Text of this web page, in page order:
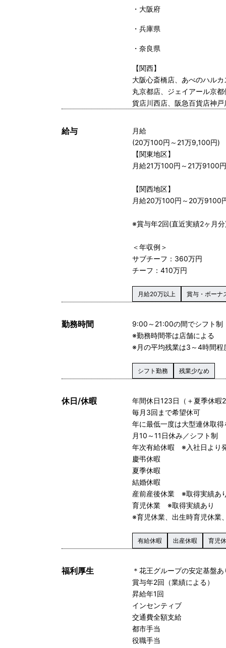
大阪府
兵庫県
奈良県
【関西】
大阪心斎橋店、あべのハル
丸京都店、ジェイアール京
貨店川西店、阪急百貨店神戸
給与
月給
(20万100円～21万9,100円)
【関東地区】
月給21万100円～21万
【関西地区】
月給20万100円～20万
※賞与年2回(直近実績2ヶ月
＜年収例＞
サブチーフ：360万円
チーフ：410万円
月給20万以上 賞与・ボーナ
勤務時間
9:00～21:00の間でシフト制
※勤務時間帯は店舗による
※月の平均残業は3～4時間程
シフト勤務 残業少なめ
休日/休暇
年間休日123日（＋夏季休暇
毎月3回まで希望休可
年に最低一度は大型連休取
月10～11日休み／シフト制
年次有給休暇 ※入社日より
慶弔休暇
夏季休暇
結婚休暇
産前産後休業 ※取得実績あ
育児休業 ※取得実績あり
※育児休業、出生時育児休業
有給休暇 出産休暇 育児
福利厚生
＊花王グループの安定基盤あ
賞与年2回（業績による）
昇給年1回
インセンティブ
交通費全額支給
都市手当
役職手当